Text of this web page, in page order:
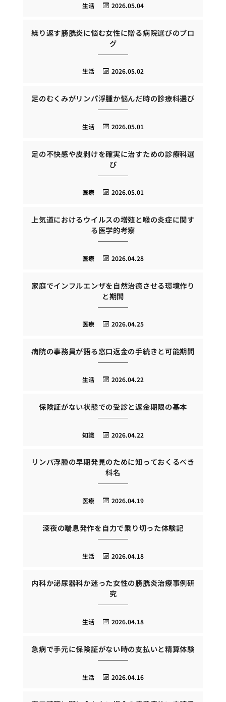
2026.05.04
生活
繰り返す膀胱炎に悩む女性に贈る病院選びのブロ
グ
2026.05.02
生活
足のむくみがリンパ浮腫か悩んだ時の診療科選び
2026.05.01
生活
足の不快感や皮剥けを確実に治すための診療科選
び
2026.05.01
医療
上気道におけるウイルスの増殖と喉の炎症に関す
る医学的考察
2026.04.28
医療
家庭でインフルエンザを自然治癒させる環境作り
と期間
2026.04.25
医療
病院の事務員が語る窓口返金の手続きと可能期間
2026.04.22
生活
保険証がない状態での受診と返金期限の基本
2026.04.22
知識
リンパ浮腫の早期発見のために知っておくるべき
科名
2026.04.19
医療
深夜の喘息発作を自力で乗り切った体験記
2026.04.18
生活
内科か泌尿器科か迷った女性の膀胱炎治療事例研
究
2026.04.18
生活
急病で手元に保険証がない時の支払いと精算体験
2026.04.16
生活